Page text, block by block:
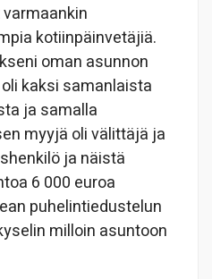
kotiinpäinvetäjiä.
oman asunnon
kaksi samanlaista
ja samalla
myyjä oli välittäjä ja
ja näistä
6 000 euroa
puhelintiedustelun
milloin asuntoon